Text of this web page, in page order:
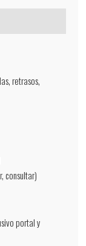
retrasos,
consultar)
portal y